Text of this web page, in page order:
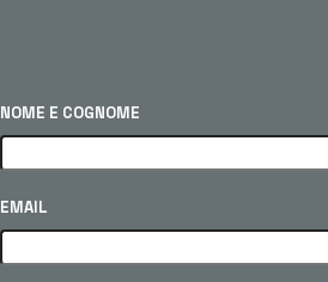
NOME E COGNOME
EMAIL